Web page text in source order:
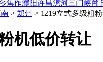
焦作濮阳许昌漯河三门峡商
> 郑州 > 1219立式多级粗
机低价转让